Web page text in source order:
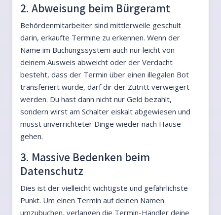
2. Abweisung beim Bürgeramt
Behördenmitarbeiter sind mittlerweile geschult
darin, erkaufte Termine zu erkennen. Wenn der
Name im Buchungssystem auch nur leicht von
deinem Ausweis abweicht oder der Verdacht
besteht, dass der Termin über einen illegalen Bot
transferiert wurde, darf dir der Zutritt verweigert
werden. Du hast dann nicht nur Geld bezahlt,
sondern wirst am Schalter eiskalt abgewiesen und
musst unverrichteter Dinge wieder nach Hause
gehen.
3. Massive Bedenken beim
Datenschutz
Dies ist der vielleicht wichtigste und gefährlichste
Punkt. Um einen Termin auf deinen Namen
umzubuchen, verlangen die Termin-Händler deine